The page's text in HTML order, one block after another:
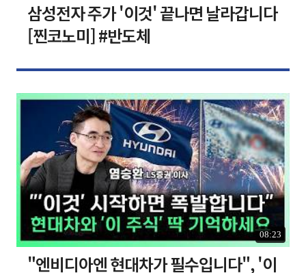
삼성전자 주가 '이것' 끝나면 날라갑니다
[찐코노미] #반도체
08:23
"엔비디아엔 현대차가 필수입니다", '이